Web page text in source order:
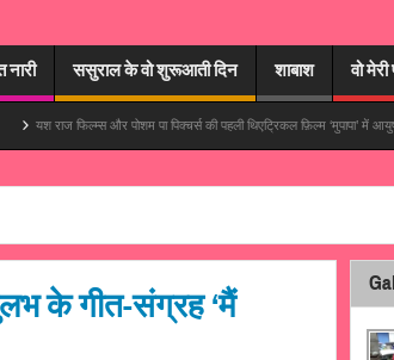
ससुराल के वो शुरूआती दिन शाबाश वो
फिल्म्स और पोशम पा पिक्चर्स की पहली थिएट्रिकल फ़िल्म ‘मुपापा’ में आयुष्मान खुराना
के गीत-संग्रह ‘मैं